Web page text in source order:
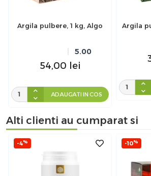
Argila pulbere, 1 kg, Algo
5.00
54,00 lei
ADAUGATI IN COS
Argila
Alti clienti au cumparat si
-4% -10%